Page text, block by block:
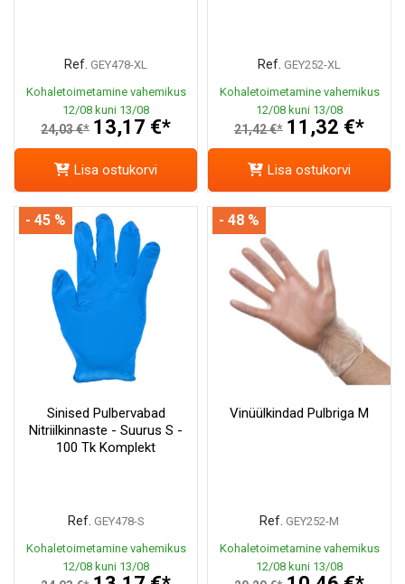
Ref. GEY478-XL
Kohaletoimetamine vahemikus
12/08 kuni 13/08
24,03 €* 13,17 €*
Lisa ostukorvi
Ref. GEY252-XL
Kohaletoimetamine vahemikus
12/08 kuni 13/08
21,42 €* 11,32 €*
Lisa ostukorvi
Sinised Pulbervabad
Nitriilkinnaste - Suurus S -
100 Tk Komplekt
Ref. GEY478-S
Kohaletoimetamine vahemikus
12/08 kuni 13/08
- 45 %
Vinüülkindad Pulbriga M
Ref. GEY252-M
Kohaletoimetamine vahemikus
12/08 kuni 13/08
- 48 %